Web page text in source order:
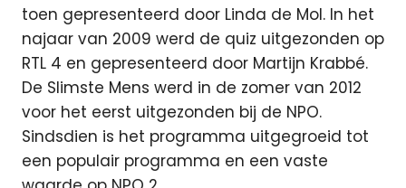
toen gepresenteerd door Linda de Mol. In het
najaar van 2009 werd de quiz uitgezonden op
RTL 4 en gepresenteerd door Martijn Krabbé.
De Slimste Mens werd in de zomer van 2012
voor het eerst uitgezonden bij de NPO.
Sindsdien is het programma uitgegroeid tot
een populair programma en een vaste